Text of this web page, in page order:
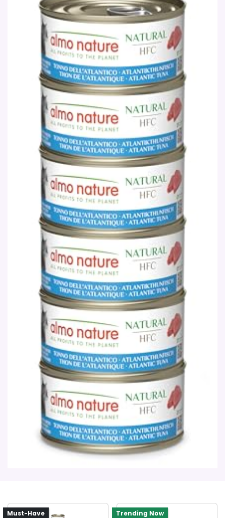
Must-Have Trending Now